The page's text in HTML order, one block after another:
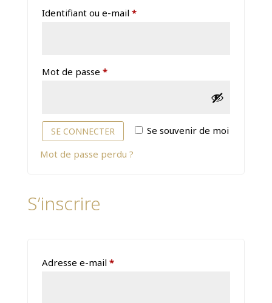
Identifiant ou e-mail *Obligatoire
Mot de passe *Obligatoire
Alternative: Se souvenir de moi
SE CONNECTER
Mot de passe perdu ?
S’inscrire
Adresse e-mail *Obligatoire